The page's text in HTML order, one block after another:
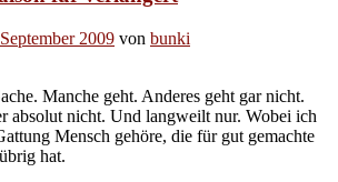
2009 von bunki
Manche geht. Anderes geht gar nicht.
absolut nicht. Und langweilt nur. Wobei ich
Mensch gehöre, die für gut gemachte
hat.